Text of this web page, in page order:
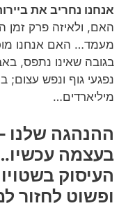
אנחנו נחריב את
האם, ולאיזה פרק זמן
מעמד… האם אנחנו
בגובה שאינו נתפס,
נפגעי גוף ונפש עצום;
מיליארדים…
ההנהגה שלנו
בעצמה
העיסוק
ופשוט לחזור